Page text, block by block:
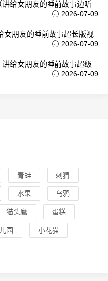
给女朋友的睡前故事边听
2026-07-09
女朋友的睡前故事超长版视
2026-07-09
给女朋友的睡前故事超级
2026-07-09
青蛙 刺猬
水果 乌鸦
猫头鹰 蛋糕
园 小花猫